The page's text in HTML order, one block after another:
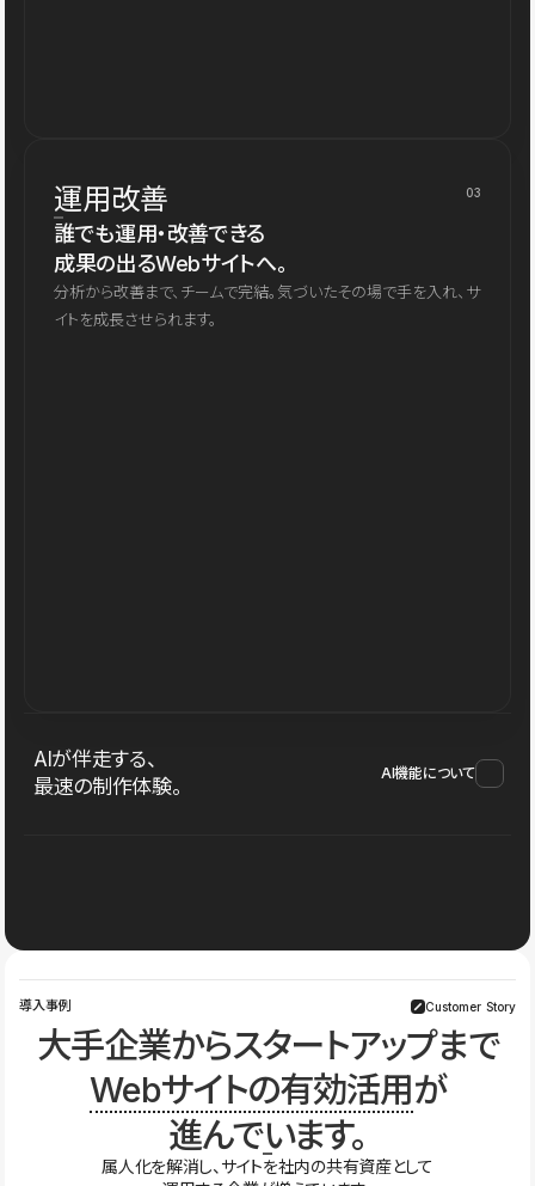
運用改善 03
誰でも運用・改善できる
成果の出るWebサイトへ。
分析から改善まで、チームで完結。気づいたその場で手を入れ、サ
イトを成長させられます。
AIが伴走する、
最速の制作体験。
AI機能について
導入事例 Customer Story
大手企業からスタートアップまで
Webサイトの有効活用が
進んでいます。
属人化を解消し、サイトを社内の共有資産として